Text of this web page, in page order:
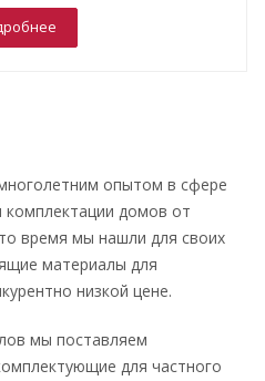
опытом в сфере
домов от
время мы нашли для своих
материалы для
низкой цене.
мы поставляем
для частного